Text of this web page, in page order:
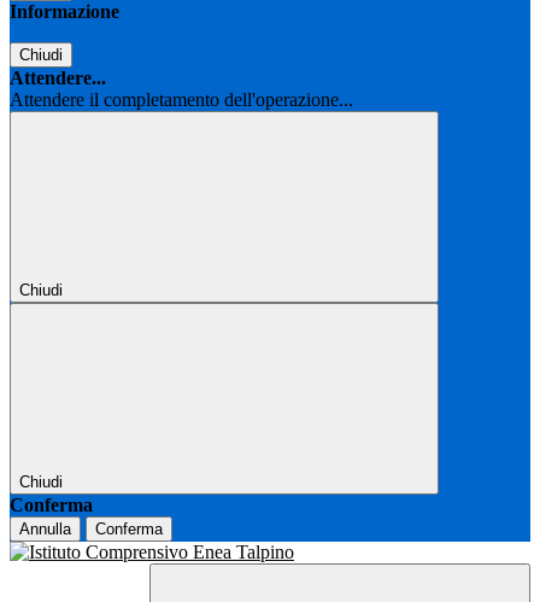
Informazione
Chiudi
Attendere...
Attendere il completamento dell'operazione...
Chiudi
Chiudi
Conferma
Annulla Conferma